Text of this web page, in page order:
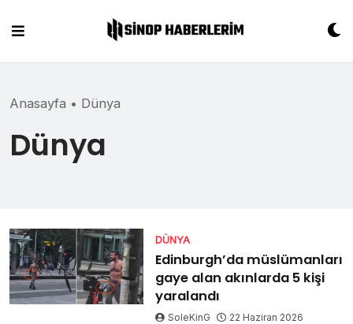
content
Anasayfa • Dünya
Dünya
DÜNYA
Edinburgh’da müslümanları
gaye alan akınlarda 5 kişi
yaralandı
SoleKinG 22 Haziran 2026